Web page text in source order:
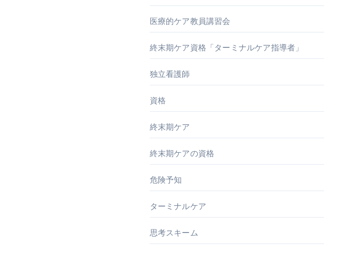
医療的ケア教員講習会
終末期ケア資格「ターミナルケア指導者」
独立看護師
資格
終末期ケア
終末期ケアの資格
危険予知
ターミナルケア
思考スキーム